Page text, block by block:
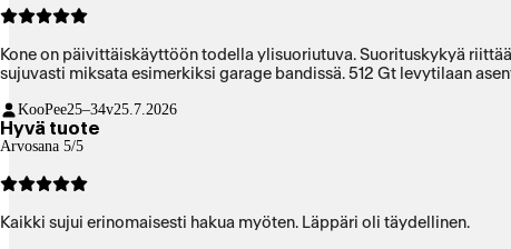
Kone on päivittäiskäyttöön todella ylisuoriutuva. Suorituskykyä
sujuvasti miksata esimerkiksi garage bandissä. 512 Gt levytilaan
KooPee25–34v25.7.2026
Hyvä tuote
Arvosana 5/5
Kaikki sujui erinomaisesti hakua myöten. Läppäri oli täydellinen.